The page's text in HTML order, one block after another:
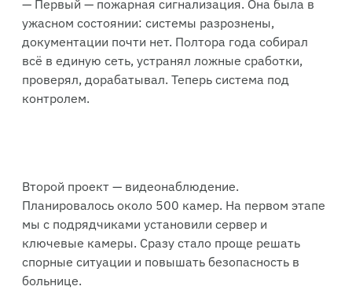
ужасном состоянии: системы разрознены,
документации почти нет. Полтора года собирал
всё в единую сеть, устранял ложные сработки,
проверял, дорабатывал. Теперь система под
контролем.
Второй проект — видеонаблюдение.
Планировалось около 500 камер. На первом этапе
мы с подрядчиками установили сервер и
ключевые камеры. Сразу стало проще решать
спорные ситуации и повышать безопасность в
больнице.